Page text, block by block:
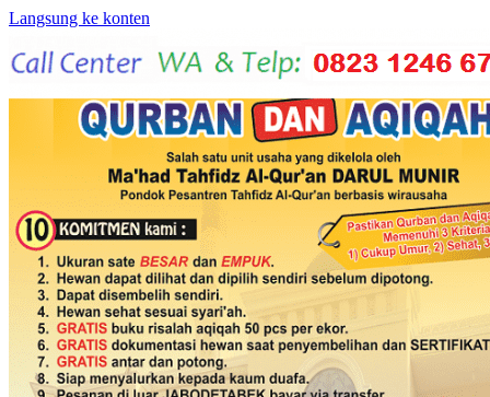
Langsung ke konten